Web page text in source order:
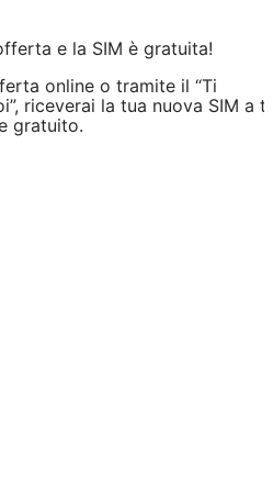
e la SIM è gratuita!
online o tramite il “Ti
riceverai la tua nuova SIM a
gratuito.